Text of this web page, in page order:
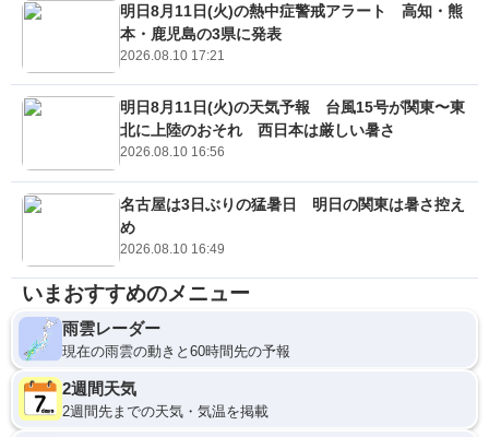
明日8月11日(火)の熱中症警戒アラート 高知・熊
本・鹿児島の3県に発表
2026.08.10 17:21
明日8月11日(火)の天気予報 台風15号が関東〜東
北に上陸のおそれ 西日本は厳しい暑さ
2026.08.10 16:56
名古屋は3日ぶりの猛暑日 明日の関東は暑さ控え
め
2026.08.10 16:49
いまおすすめのメニュー
雨雲レーダー
現在の雨雲の動きと60時間先の予報
2週間天気
2週間先までの天気・気温を掲載